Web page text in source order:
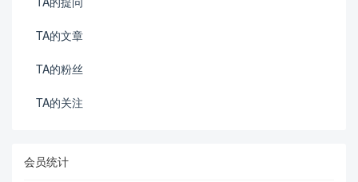
TA的文章
TA的粉丝
TA的关注
会员统计